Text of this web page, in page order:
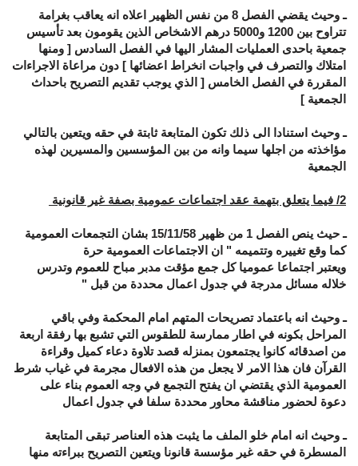
ـ وحيث يقضي الفصل 8 من نفس الظهير اعلاه انه يعاقب بغرامة
تتراوح بين 1200 و5000 درهم الاشخاص الذين يقومون بعد تأسيس
جمعية باحدى العمليات المشار اليها في الفصل السادس [ ومنها
امتلاك والتصرف في واجبات انخراط اعضائها ] دون مراعاة الاجراءات
المقررة في الفصل الخامس [ الذي يوجب تقديم التصريح باحداث
الجمعية ]
ـ وحيث استنادا الى ذلك تكون المتابعة ثابتة في حقه ويتعين بالتالي
مؤاخذته من اجلها سيما وانه من بين المؤسسين والمسيرين لهذه
الجمعية
2/ فيما يتعلق بتهمة عقد اجتماعات عمومية بصفة غير قانونية
ـ حيث ينص الفصل 1 من ظهير 15/11/58 بشان التجمعات العمومية
كما وقع تغييره وتتميمه " ان الاجتماعات العمومية حرة
ويعتبر اجتماعا عموميا كل جمع مؤقت مدبر مباح للعموم وتدرس
خلاله مسائل مدرجة في جدول اعمال محددة من قبل "
ـ وحيث انه باعتماد تصريحات المتهم امام المحكمة وفي باقي
المراحل بكونه في اطار ممارسة للطقوس التي تشبع بها رفقة اربعة
من اصدقائه كانوا يجتمعون بمنزله قصد تلاوة دعاء كميل وقراءة
القرآن فان هذا الامر لا يجعل من هذه الافعال مجرمة في غياب شرط
العمومية الذي يقتضي ان يفتح التجمع في وجه العموم بناء على
دعوة لحضور مناقشة محاور محددة سلفا في جدول اعمال
ـ وحيث انه امام خلو الملف ما يثبت هذه العناصر تبقى المتابعة
المسطرة في حقه غير مؤسسة قانونا ويتعين التصريح ببراءته منها